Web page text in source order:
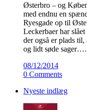
Østerbro – og
med endnu en
Ryesgade op til
Leckerbaer har
der også er plads
og lidt søde sager….
08/12/2014
0 Comments
Nyeste indlæg